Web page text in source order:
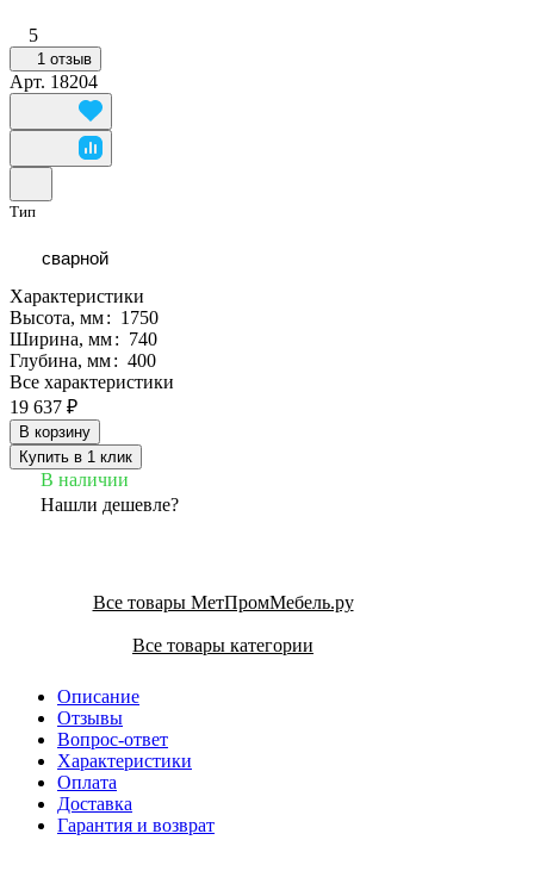
5
1 отзыв
Арт. 18204
Тип
сварной
Характеристики
Высота, мм: 1750
Ширина, мм: 740
Глубина, мм: 400
Все характеристики
19 637 ₽
В корзину
Купить в 1 клик
В наличии
Нашли дешевле?
Все товары МетПромМебель.ру
Все товары категории
Описание
Отзывы
Вопрос-ответ
Характеристики
Оплата
Доставка
Гарантия и возврат